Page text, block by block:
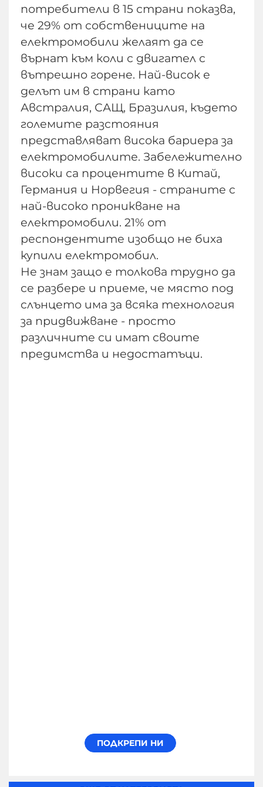
потребители в 15 страни показва,
че 29% от собствениците на
електромобили желаят да се
върнат към коли с двигател с
вътрешно горене. Най-висок е
делът им в страни като
Австралия, САЩ, Бразилия, където
големите разстояния
представляват висока бариера за
електромобилите. Забележително
високи са процентите в Китай,
Германия и Норвегия - страните с
най-високо проникване на
електромобили. 21% от
респондентите изобщо не биха
купили електромобил.
Не знам защо е толкова трудно да
се разбере и приеме, че място под
слънцето има за всяка технология
за придвижване - просто
различните си имат своите
предимства и недостатъци.